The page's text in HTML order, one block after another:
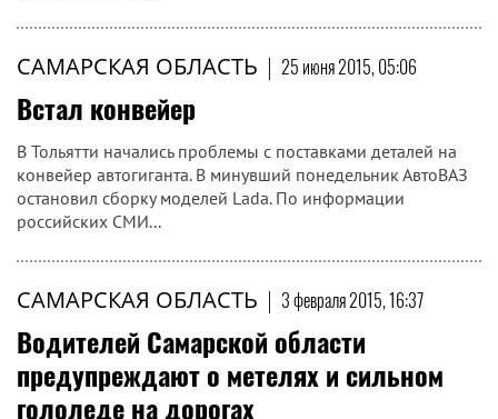
САМАРСКАЯ ОБЛАСТЬ | 25 июня 2015, 05:06
Встал конвейер
В Тольятти начались проблемы с поставками деталей на
конвейер автогиганта. В минувший понедельник АвтоВАЗ
остановил сборку моделей Lada. По информации
российских СМИ...
САМАРСКАЯ ОБЛАСТЬ | 3 февраля 2015, 16:37
Водителей Самарской области
предупреждают о метелях и сильном
гололеде на дорогах